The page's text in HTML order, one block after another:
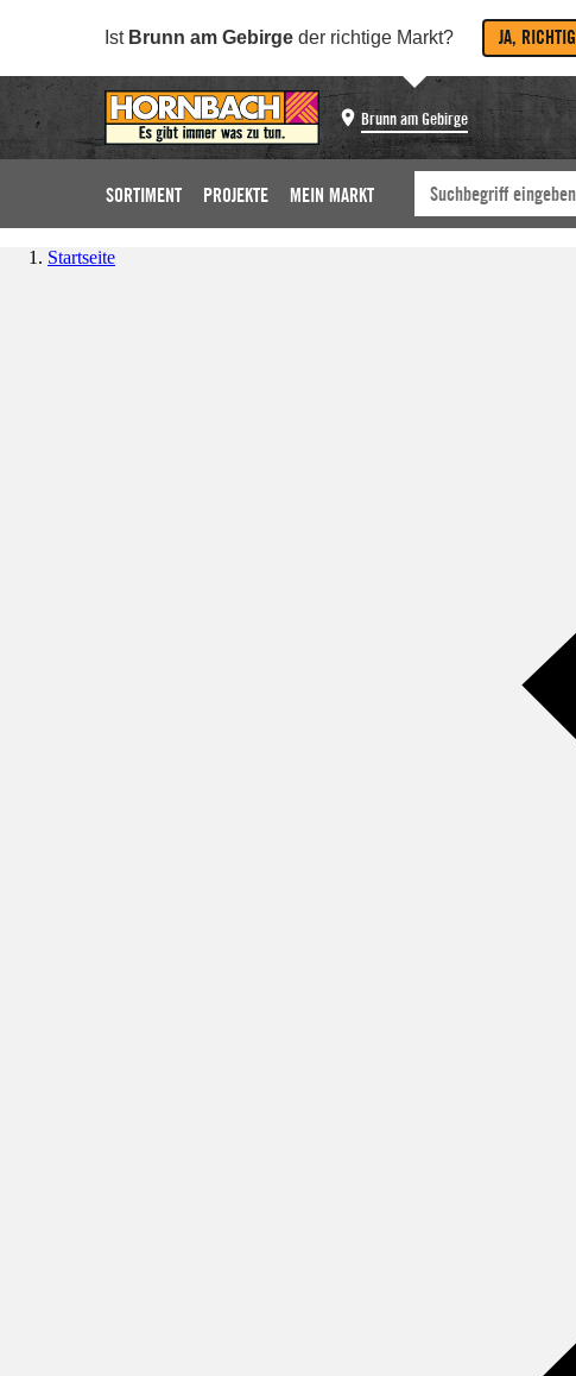
Ist Brunn am Gebirge der richtige Markt? JA, RICHTIG
Brunn am Gebirge
SORTIMENT PROJEKTE MEIN MARKT
Startseite